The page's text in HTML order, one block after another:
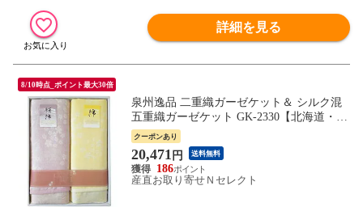
詳細を見る
8/10時点_ポイント最大30倍
泉州逸品 二重織ガーゼケット＆ シルク混
五重織ガーゼケット GK-2330【北海道・沖
縄県・離島 配送不可】
クーポンあり
20,471 円 送料無料
186
産直お取り寄せＮセレクト